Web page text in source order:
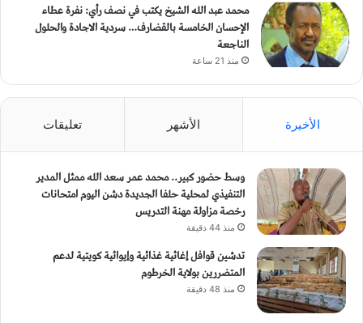
محمد عبد الله الشيخ يكتب في نصف رأي: نفرة عطاء
الإحسان الخامسة بالقضارف… سردية الاجادة والحلول
الناجعة
منذ 21 ساعة
الأخيرة الأشهر تعليقات
وسط حضور كبير.. محمد عمر سعد الله ممثل المدير
التنفيذي لمحلية حلفا الجديدة دشن اليوم امتحانات
رخصة مزاولة مهنة التدريس
منذ 44 دقيقة
تدشين قوافل إغاثية غذائية وإيوائية كويتية لدعم
المتضررين بولاية الخرطوم
منذ 48 دقيقة